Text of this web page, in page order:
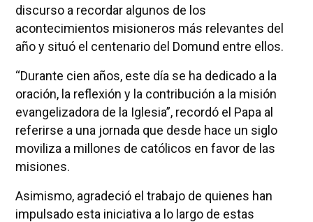
discurso a recordar algunos de los
acontecimientos misioneros más relevantes del
año y situó el centenario del Domund entre ellos.
“Durante cien años, este día se ha dedicado a la
oración, la reflexión y la contribución a la misión
evangelizadora de la Iglesia”, recordó el Papa al
referirse a una jornada que desde hace un siglo
moviliza a millones de católicos en favor de las
misiones.
Asimismo, agradeció el trabajo de quienes han
impulsado esta iniciativa a lo largo de estas